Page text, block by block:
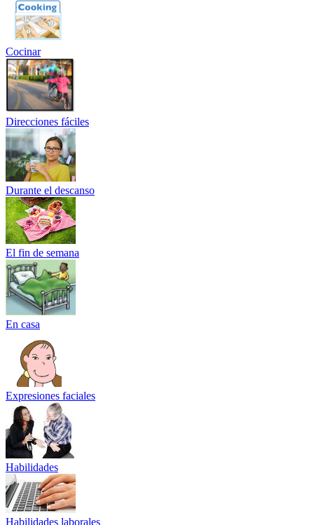
Cocinar
Direcciones fáciles
Durante el descanso
El fin de semana
En casa
Expresiones faciales
Habilidades
Habilidades laborales